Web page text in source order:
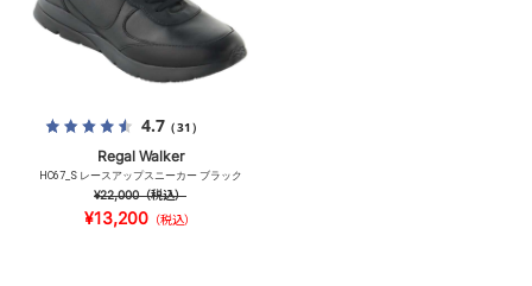
4.7（31）
Regal Walker
HC67_S レースアップスニーカー ブラック
¥22,000（税込）
¥13,200 （税込）